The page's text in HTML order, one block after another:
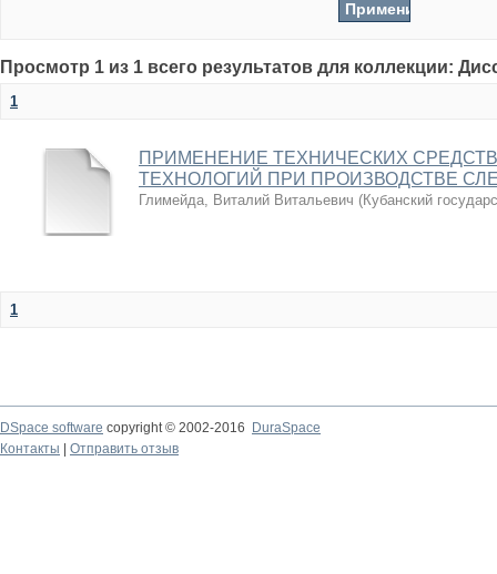
Просмотр 1 из 1 всего результатов для коллекции:
1
ПРИМЕНЕНИЕ ТЕХНИЧЕСКИХ
ТЕХНОЛОГИЙ ПРИ ПРОИЗВОДСТВЕ
Глимейда, Виталий Витальевич (Кубанский
1
DSpace software copyright © 2002-2016
DuraSpace
Контакты
Отправить отзыв